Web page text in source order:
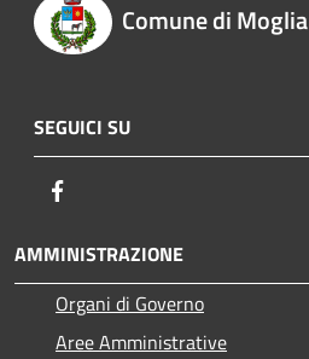
Comune di Moglia
SEGUICI SU
AMMINISTRAZIONE
Organi di Governo
Aree Amministrative